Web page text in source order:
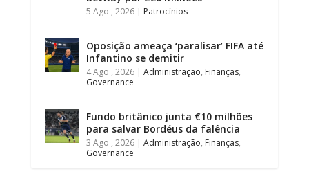
5 Ago , 2026| Patrocínios
Oposição ameaça ‘paralisar’ FIFA até
Infantino se demitir
4 Ago , 2026| Administração, Finanças,
Governance
Fundo britânico junta €10 milhões
para salvar Bordéus da falência
3 Ago , 2026| Administração, Finanças,
Governance